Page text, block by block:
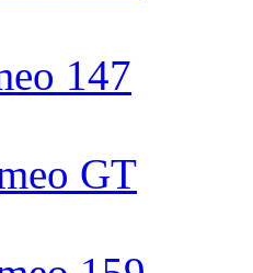
147
GT